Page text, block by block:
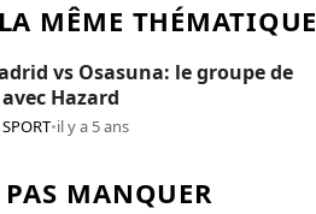
MÊME THÉMATIQUE
vs Osasuna: le groupe de
Hazard
•il y a 5 ans
MANQUER